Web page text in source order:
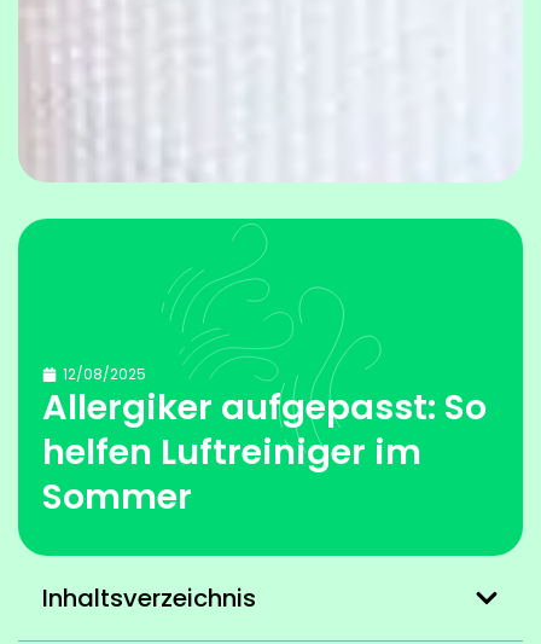
12/08/2025
Allergiker aufgepasst: So
helfen Luftreiniger im
Sommer
Inhaltsverzeichnis